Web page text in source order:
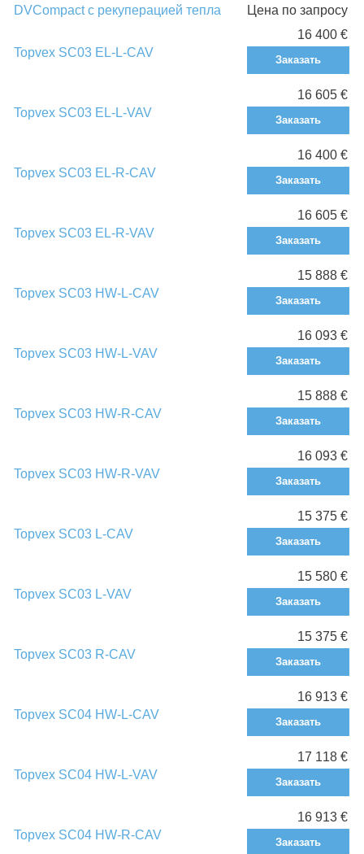
DVCompact с рекуперацией тепла Цена по запросу
Topvex SC03 EL-L-CAV
16 400 €
Заказать
Topvex SC03 EL-L-VAV
16 605 €
Заказать
Topvex SC03 EL-R-CAV
16 400 €
Заказать
Topvex SC03 EL-R-VAV
16 605 €
Заказать
Topvex SC03 HW-L-CAV
15 888 €
Заказать
Topvex SC03 HW-L-VAV
16 093 €
Заказать
Topvex SC03 HW-R-CAV
15 888 €
Заказать
Topvex SC03 HW-R-VAV
16 093 €
Заказать
Topvex SC03 L-CAV
15 375 €
Заказать
Topvex SC03 L-VAV
15 580 €
Заказать
Topvex SC03 R-CAV
15 375 €
Заказать
Topvex SC04 HW-L-CAV
16 913 €
Заказать
Topvex SC04 HW-L-VAV
17 118 €
Заказать
Topvex SC04 HW-R-CAV
16 913 €
Заказать